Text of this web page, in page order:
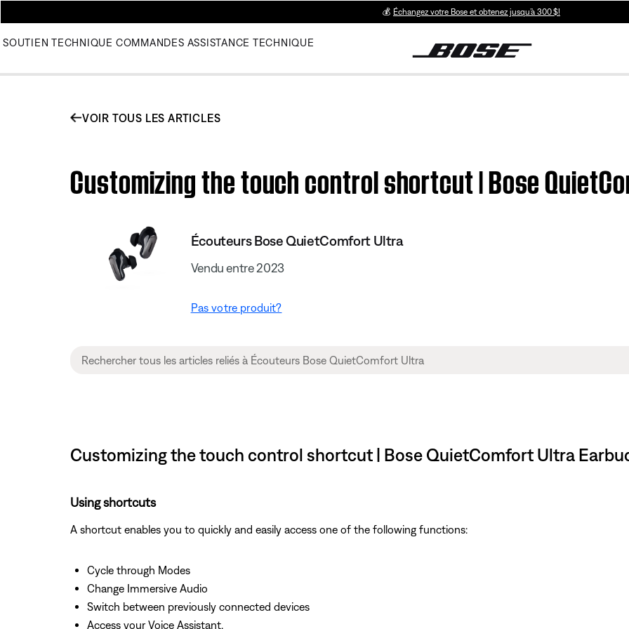
💰 Échangez votre Bose et obtenez jusqu’à 300 $!
SOUTIEN TECHNIQUE COMMANDES ASSISTANCE TECHNIQUE
VOIR TOUS LES ARTICLES
Customizing the touch control shortcut | Bose
Écouteurs Bose QuietComfort Ultra
Vendu entre 2023
Pas votre produit?
Customizing the touch control shortcut | Bose QuietComfort Ultra
Using shortcuts
A shortcut enables you to quickly and easily access one of the following functions:
Cycle through Modes
Change Immersive Audio
Switch between previously connected devices
Access your Voice Assistant.